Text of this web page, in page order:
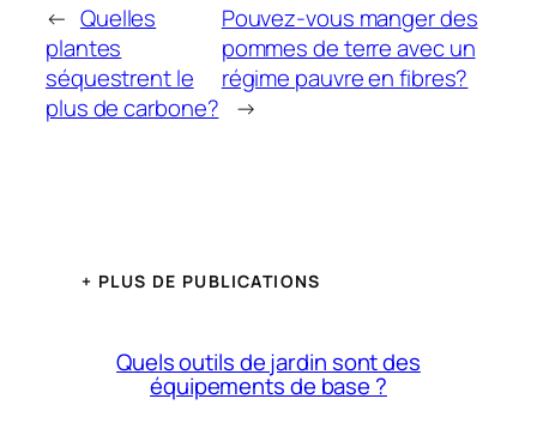
← Quelles
plantes
séquestrent le
plus de carbone?
Pouvez-vous manger des
pommes de terre avec un
régime pauvre en fibres?
→
+ PLUS DE PUBLICATIONS
Quels outils de jardin sont des
équipements de base ?